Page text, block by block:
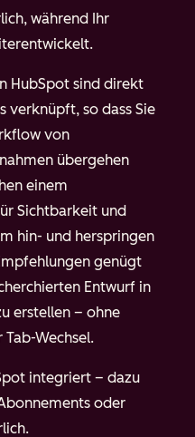
während Ihr
HubSpot sind direkt
verknüpft, so dass Sie
von
übergehen
einem
Sichtbarkeit und
hin- und herspringen
genügt
Entwurf in
erstellen – ohne
Wechsel.
integriert – dazu
oder